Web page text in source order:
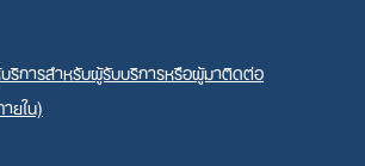
ริการสำหรับผู้รับบริการหรือผู้มาติดต่อ
ยใน)